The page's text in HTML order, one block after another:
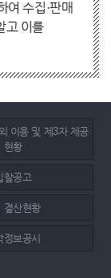
여 수집·판매
고 이를
이용 및 제3자 제공
현황
찰공고
결산현황
정보공시